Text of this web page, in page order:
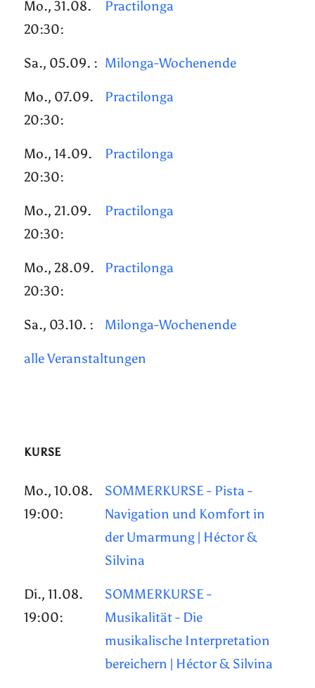
Mo., 31.08.
20:30:
Practilonga
Sa., 05.09. : Milonga-Wochenende
Mo., 07.09.
20:30:
Practilonga
Mo., 14.09.
20:30:
Practilonga
Mo., 21.09.
20:30:
Practilonga
Mo., 28.09.
20:30:
Practilonga
Sa., 03.10. : Milonga-Wochenende
alle Veranstaltungen
KURSE
Mo., 10.08.
19:00:
SOMMERKURSE - Pista -
Navigation und Komfort in
der Umarmung | Héctor &
Silvina
Di., 11.08.
19:00:
SOMMERKURSE -
Musikalität - Die
musikalische Interpretation
bereichern | Héctor & Silvina